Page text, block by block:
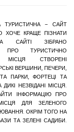
ТУРИСТИЧНА – САЙТ
ХОЧЕ КРАЩЕ ПІЗНАТИ
САЙТІ ЗІБРАНО
ПРО ТУРИСТИЧНО
МІСЦЯ СТВОРЕНІ
ВЕРШИНИ, ПЕЧЕРИ,
ПАРКИ, ФОРТЕЦІ ТА
НЕЗВІДАНІ МІСЦЯ.
ІНФОРМАЦІЮ ПРО
ДЛЯ ЗЕЛЕНОГО
ОКРІМ ТОГО НА
ТА ЗЕЛЕНІ САДИБИ.